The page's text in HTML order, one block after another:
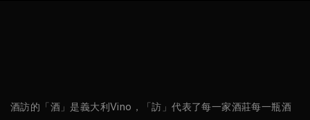
酒訪的「酒」是義大利Vino，「訪」代表了每一家酒莊每一瓶酒